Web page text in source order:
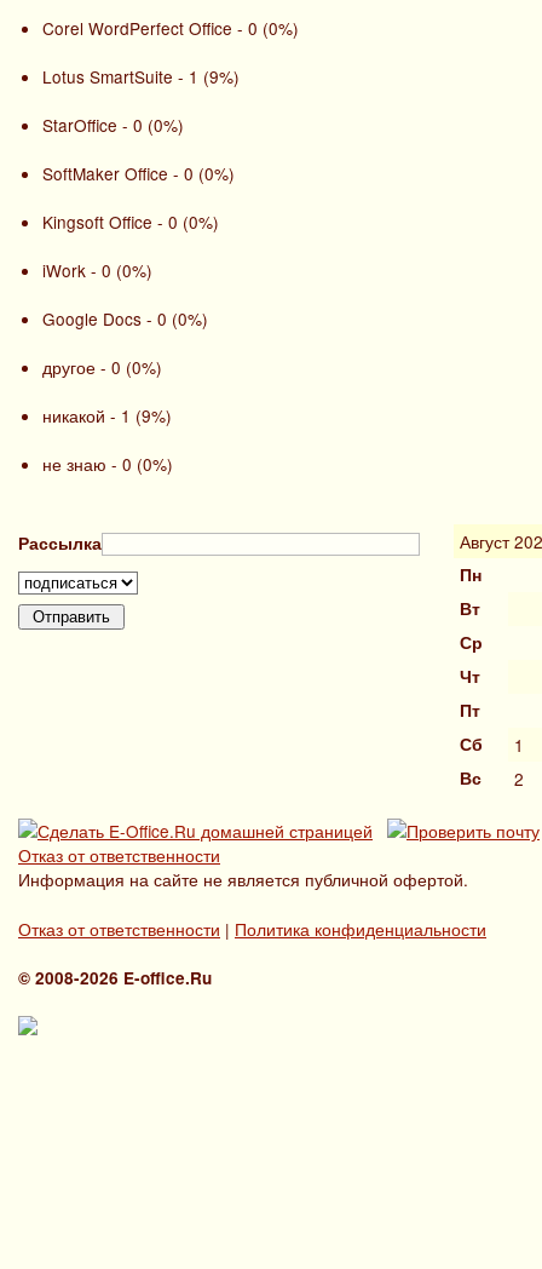
Corel WordPerfect Office - 0 (0%)
Lotus SmartSuite - 1 (9%)
StarOffice - 0 (0%)
SoftMaker Office - 0 (0%)
Kingsoft Office - 0 (0%)
iWork - 0 (0%)
Google Docs - 0 (0%)
другое - 0 (0%)
никакой - 1 (9%)
не знаю - 0 (0%)
Рассылка Август
Пн
Вт
Ср
Чт
Пт
Сб
1
Вс 2
Отказ от ответственности
Информация на сайте не является публичной офертой.
Отказ от ответственности | Политика конфиденциальности
© 2008-2026 E-office.Ru